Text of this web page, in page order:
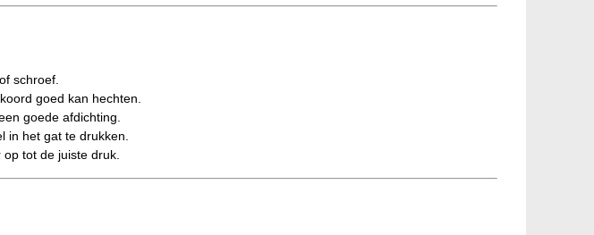
schroef.
goed kan hechten.
goede afdichting.
in het gat te drukken.
tot de juiste druk.